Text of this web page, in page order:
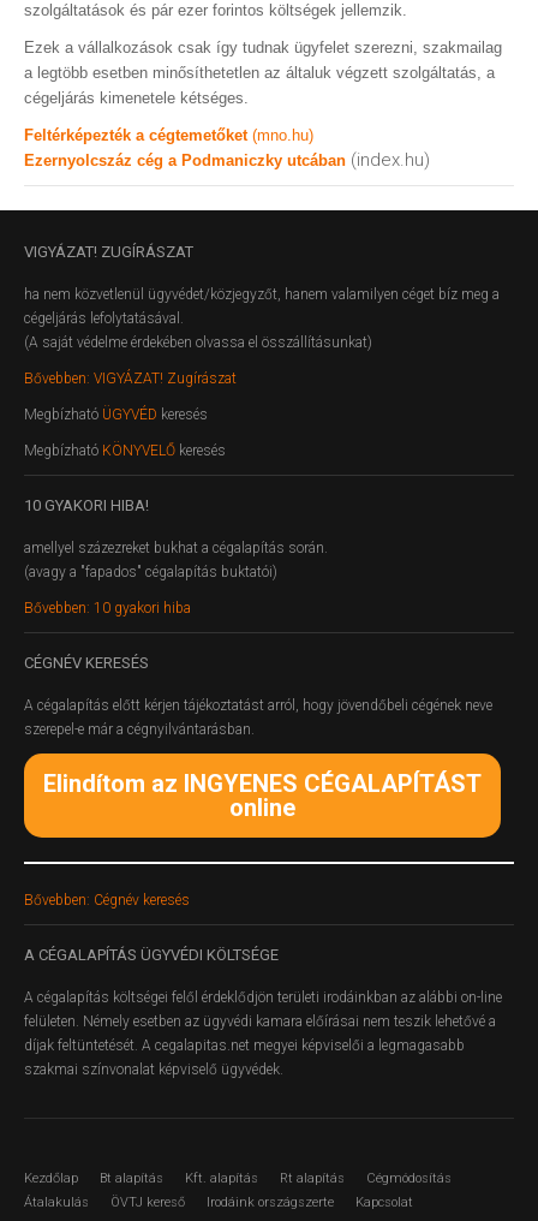
szolgáltatások és pár ezer forintos költségek jellemzik.
Ezek a vállalkozások csak így tudnak ügyfelet szerezni, szakmailag
a legtöbb esetben minősíthetetlen az általuk végzett szolgáltatás, a
cégeljárás kimenetele kétséges.
Feltérképezték a cégtemetőket (mno.hu)
Ezernyolcszáz cég a Podmaniczky utcában (index.hu)
VIGYÁZAT! ZUGÍRÁSZAT
ha nem közvetlenül ügyvédet/közjegyzőt, hanem valamilyen céget bíz meg a
cégeljárás lefolytatásával.
(A saját védelme érdekében olvassa el összállításunkat)
Bővebben: VIGYÁZAT! Zugírászat
Megbízható ÜGYVÉD keresés
Megbízható KÖNYVELŐ keresés
10 GYAKORI HIBA!
amellyel százezreket bukhat a cégalapítás során.
(avagy a "fapados" cégalapítás buktatói)
Bővebben: 10 gyakori hiba
CÉGNÉV KERESÉS
A cégalapítás előtt kérjen tájékoztatást arról, hogy jövendőbeli cégének neve
szerepel-e már a cégnyilvántarásban.
Elindítom az INGYENES CÉGALAPÍTÁST
online
Bővebben: Cégnév keresés
A CÉGALAPÍTÁS ÜGYVÉDI KÖLTSÉGE
A cégalapítás költségei felől érdeklődjön területi irodáinkban az alábbi on-line
felületen. Némely esetben az ügyvédi kamara előírásai nem teszik lehetővé a
díjak feltüntetését. A cegalapitas.net megyei képviselői a legmagasabb
szakmai színvonalat képviselő ügyvédek.
Kezdőlap Bt alapítás Kft. alapítás Rt alapítás
Cégmódosítás
Átalakulás
ÖVTJ kereső Irodáink országszerte
Kapcsolat